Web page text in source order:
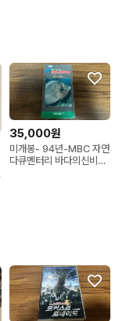
35,000원
미개봉- 94년-MBC 자연
다큐멘터리 바다의신비